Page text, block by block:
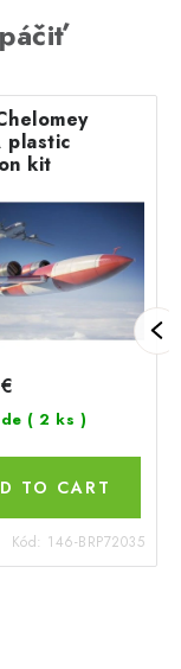
plastic
kit
( 2 ks )
TO CART
Kód: 146-BRP72035